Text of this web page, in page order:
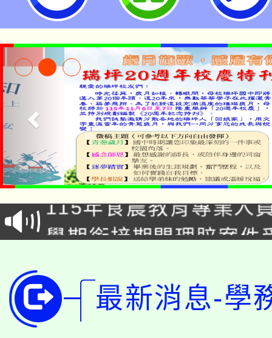
淨零綠生活教案入校路
會
115年食農教育專業人
程
學期銜接期間理賠案件
版
公告本校115學年度第
代理(課)教師甄選結果(
「2026金融保險知識
最新消息-學